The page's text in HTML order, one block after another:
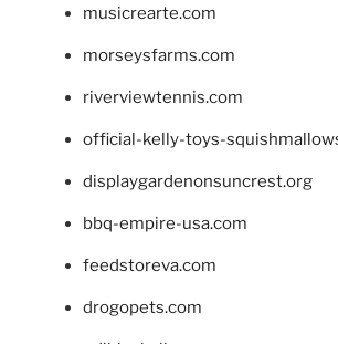
musicrearte.com
morseysfarms.com
riverviewtennis.com
official-kelly-toys-
displaygardenonsuncrest.org
bbq-empire-usa.com
feedstoreva.com
drogopets.com